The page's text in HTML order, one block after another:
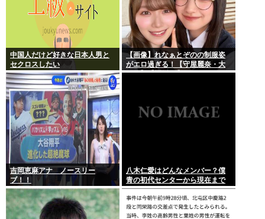
中国人だけど好きな日本人男と
セクロスしたい
【画像】れなぁとぞのの制服姿
がエロ過ぎる！【守屋麗奈・大
園玲】【櫻坂46】
吉岡恵麻アナ ノースリー
ブ！！
八木仁愛はどんなメンバー？僕
青の初代センターから現在まで
の活動を紹介